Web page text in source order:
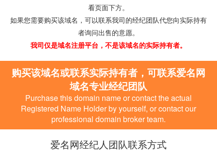
看页面下方。
如果您需要购买该域名，可以联系我司的经纪团队代您向实际持有
者询问出售的意愿。
我司仅是域名注册平台，不是该域名的实际持有者。
购买该域名或联系实际持有者，可联系爱名网
域名专业经纪团队
Purchase this domain name or contact the actual
Registered Name Holder by yourself, or contact our
professional domain broker team.
爱名网经纪人团队联系方式